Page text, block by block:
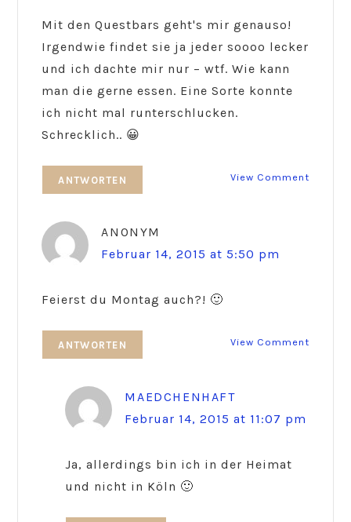
Mit den Questbars geht's mir genauso!
Irgendwie findet sie ja jeder soooo lecker
und ich dachte mir nur – wtf. Wie kann
man die gerne essen. Eine Sorte konnte
ich nicht mal runterschlucken.
Schrecklich.. 😀
View Comment
ANTWORTEN
ANONYM
Februar 14, 2015 at 5:50 pm
Feierst du Montag auch?! 🙂
View Comment
ANTWORTEN
MAEDCHENHAFT
Februar 14, 2015 at 11:07 pm
Ja, allerdings bin ich in der Heimat
und nicht in Köln 🙂